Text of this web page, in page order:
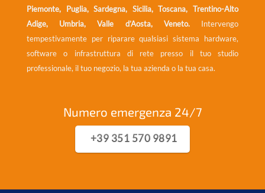
Piemonte, Puglia, Sardegna, Sicilia, Toscana, Trentino-Alto
Adige, Umbria, Valle d’Aosta, Veneto. Intervengo
tempestivamente per riparare qualsiasi sistema hardware,
software o infrastruttura di rete presso il tuo studio
professionale, il tuo negozio, la tua azienda o la tua casa.
Numero emergenza 24/7
+39 351 570 9891